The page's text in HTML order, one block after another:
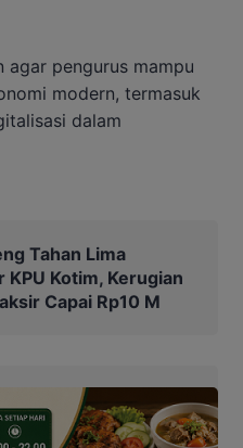
agar pengurus mampu
modern, termasuk
dalam
Tahan Lima
KPU Kotim, Kerugian
Capai Rp10 M